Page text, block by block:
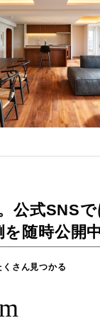
公式SNS
を随時公開中
さん見つかる